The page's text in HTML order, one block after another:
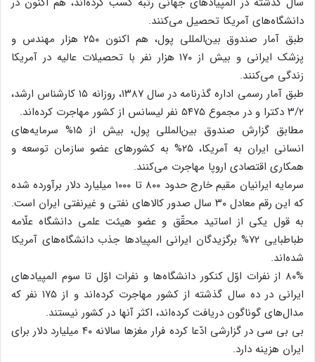
دانشگاه‌های آمریکا تحصیل می‌کنند.
طبق آمار صندوق بین‌المللی پول، هم اکنون ۲۵۰ هزار مهندس و
پزشک ایرانی و بیش از ۱۷۰ هزار نفر با تحصیلات عالیه در آمریکا
زندگی می‌کنند.
طبق آمار رسمی اداره گذرنامه در سال ۱۳۸۷، روزانه ۱۵ کارشناس ارشد،
۳/۲ دکترا و در مجموع ۵۴۷۵ نفر لیسانس از کشور مهاجرت کرده‌اند.
مطابق گزارش صندوق بین‌المللی پول، بیش از ۱۵% سرمایه‌های
انسانی ایران به آمریکا، ۲۵% به کشورهای عضو سازمان توسعه و
همکاری اقتصادی اروپا مهاجرت می‌کنند.
سرمایه ایرانیان مقیم خارج حدود ۸۰۰ تا ۱۰۰۰ میلیارد دلار برآورده شده
که این رقم معادل ۳۰ سال صدور کالاهای نفتی و غیرنفتی ایران است.
به قول یکی از اساتید محقّق و عضو هیئت علمی دانشگاه علّامه
طباطبایی ۷۲% برگزیدگان ایرانی المپیادها جذب دانشگاه‌های آمریکا
شده‌اند.
۸۰% از نفرات اوّل کنکور دانشگاه‌ها و نفرات اوّل تا سوم المپیادهای
ایرانی در ده سال گذشته از کشور مهاجرت کرده‌اند و از ۱۷۵ نفر که
مدال‌های گوناگون دریافت کرده‌اند، اکثر آنها در کشور نیستند.
بی بی سی در گزارشی ادّعا کرده فرار مغزها سالانه ۴۰ میلیارد دلار برای
ایران هزینه دارد.